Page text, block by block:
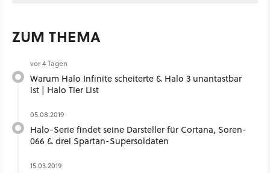
ZUM THEMA
vor 4 Tagen
Warum Halo Infinite scheiterte & Halo 3 unantastbar
ist | Halo Tier List
05.08.2019
Halo-Serie findet seine Darsteller für Cortana, Soren-
066 & drei Spartan-Supersoldaten
15.03.2019